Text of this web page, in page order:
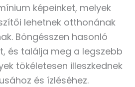
képeinket, melyek
lehetnek otthonának
Böngésszen hasonló
és találja meg a legszebb
tökéletesen illeszkednek
és ízléséhez.